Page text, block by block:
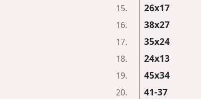
15. 26x17
16. 38x27
17. 35x24
18. 24x13
19. 45x34
20. 41-37